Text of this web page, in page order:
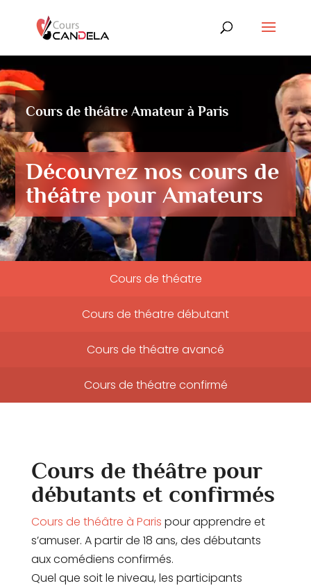
Cours de théâtre Amateur à Paris
Découvrez nos cours de
théâtre pour Amateurs
Cours de théâtre pour
débutants et confirmés
Cours de théâtre à Paris pour apprendre et
s’amuser. A partir de 18 ans, des débutants
aux comédiens confirmés.
Quel que soit le niveau, les participants
Cours de théatre
Cours de théatre débutant
Cours de théatre avancé
Cours de théatre confirmé